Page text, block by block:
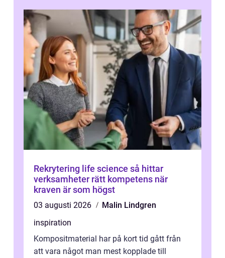
Rekrytering life science så hittar
verksamheter rätt kompetens när
kraven är som högst
03 augusti 2026
Malin Lindgren
inspiration
Kompositmaterial har på kort tid gått från
att vara något man mest kopplade till